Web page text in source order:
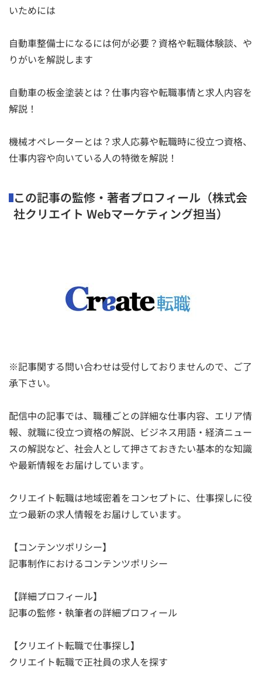
いためには
自動車整備士になるには何が必要？資格や転職体験談、や
りがいを解説します
自動車の板金塗装とは？仕事内容や転職事情と求人内容を
解説！
機械オペレーターとは？求人応募や転職時に役立つ資格、
仕事内容や向いている人の特徴を解説！
この記事の監修・著者プロフィール（株式会
社クリエイト Webマーケティング担当）
※記事関する問い合わせは受付しておりませんので、ご了
承下さい。
配信中の記事では、職種ごとの詳細な仕事内容、エリア情
報、就職に役立つ資格の解説、ビジネス用語・経済ニュー
スの解説など、社会人として押さておきたい基本的な知識
や最新情報をお届けしています。
クリエイト転職は地域密着をコンセプトに、仕事探しに役
立つ最新の求人情報をお届けしています。
【コンテンツポリシー】
記事制作におけるコンテンツポリシー
【詳細プロフィール】
記事の監修・執筆者の詳細プロフィール
【クリエイト転職で仕事探し】
クリエイト転職で正社員の求人を探す